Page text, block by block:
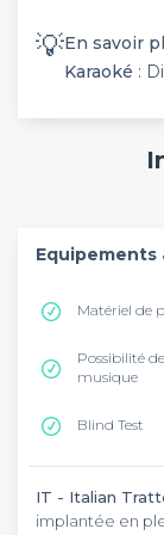
💡En savoir
Karaoké :
Equipements
Matériel de
Possibilité
musique
Blind Test
IT - Italian
implantée en